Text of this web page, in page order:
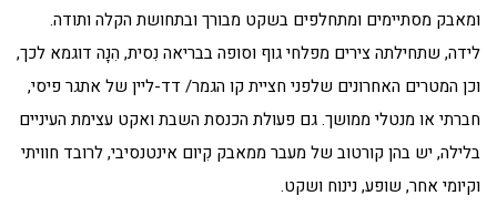
ומאבק מסתיימים ומתחלפים בשקט מבורך ובתחושת הקלה ותודה.
לידה, שתחילתה צירים מפלחי גוף וסופה בבריאה נִסית, הִנָה דוגמא לכך,
וכן המטרים האחרונים שלפני חציית קו הגמר/ דד-ליין של אתגר פיסי,
חברתי או מנטלי ממושך. גם פעולת הכנסת השבת ואקט עצימת העיניים
בלילה, יש בהן קורטוב של מעבר ממאבק קִיום אינטנסיבי, לרובד חוויתי
וקיומי אחר, שופע, נינוח ושקט.